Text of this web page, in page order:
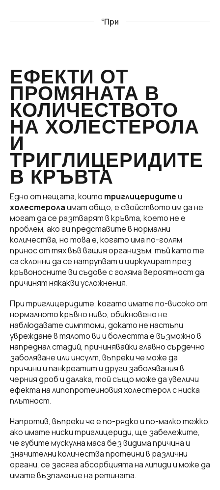
“При
ЕФЕКТИ ОТ
ПРОМЯНАТА В
КОЛИЧЕСТВОТО
НА ХОЛЕСТЕРОЛА
И
ТРИГЛИЦЕРИДИТЕ
В КРЪВТА
Едно от нещата, които триглицеридитеи
холестеролaимат общо, е свойството им да не
могат да се разтварят в кръвта, което не е
проблем, ако ги представите в нормални
количества, но това е, когато има по-голям
принос от тях във вашия организъм, тъй като те
са склонни да се натрупват и циркулират през
кръвоносните ви съдове с голяма вероятност да
причинят някакви усложнения.
При триглицеридите, когато имате по-високо от
нормалното кръвно ниво, обикновено не
наблюдавате симптоми, докато не настъпи
увреждане в тялото ви и болестта е възможно в
напреднал стадий, причинявайки главно сърдечно
заболяване или инсулт, въпреки че може да
причини и панкреатит и други заболявания в
черния дроб и далака, той също може да увеличи
ефекта на липопротеиновия холестерол с ниска
плътност.
Напротив, въпреки че е по-рядко и по-малко тежко,
ако имате ниски триглицериди, ще забележите,
че губите мускулна маса без видима причина и
значителни количества протеини в различни
органи, се засяга абсорбцията на липиди и може да
имате възпаление на ретината.